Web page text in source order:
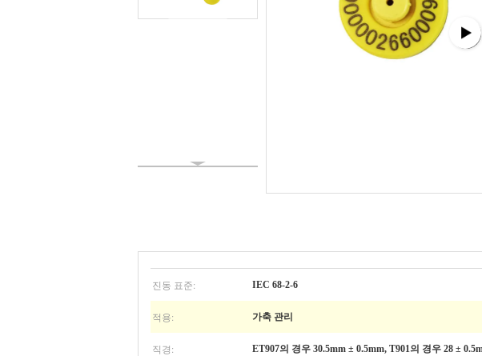
진동 표준: IEC 68-2-6
적용: 가축 관리
직경: ET907의 경우 30.5mm ± 0.5mm, T901의 경우 28 ±